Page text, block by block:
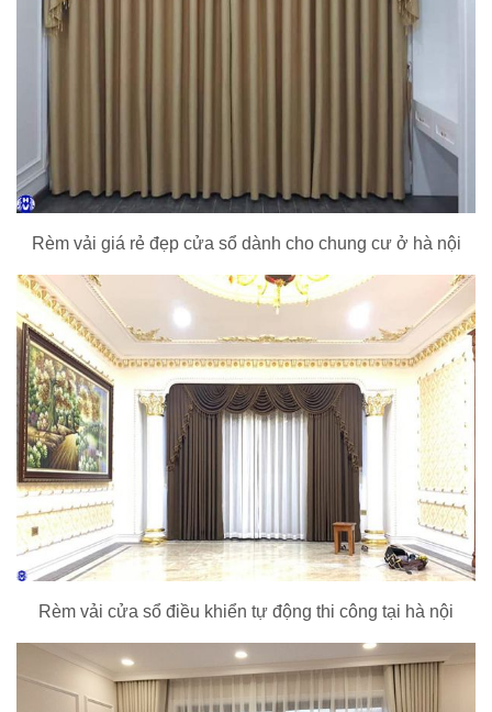
Rèm vải giá rẻ đẹp cửa sổ dành cho chung cư ở hà nội
Rèm vải cửa sổ điều khiển tự động thi công tại hà nội